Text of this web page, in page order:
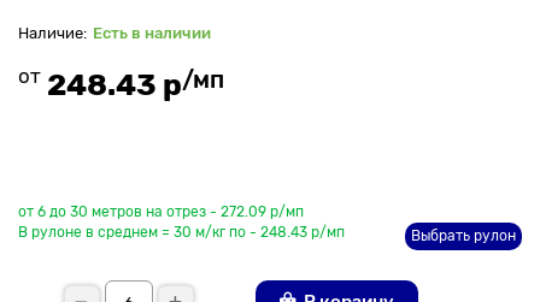
Есть в наличии
от 248.43 р/мп
от 6 до 30 метров на отрез - 272.09 р/мп
В рулоне в среднем = 30 м/кг по - 248.43 р/мп
Выбрать рулон